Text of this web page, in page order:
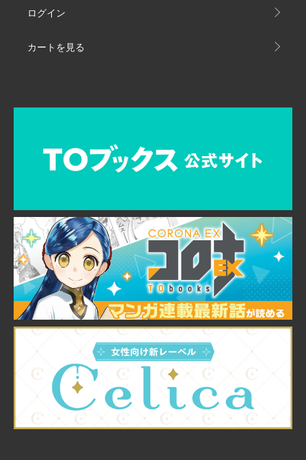
ログイン
カートを見る